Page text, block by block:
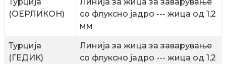
(ОЕРЛИКОН)
со флуксно јадро --- жица од 1,2
мм
Турција
(ГЕДИК)
Линија за жица за заварување
со флуксно јадро --- жица од 1,2